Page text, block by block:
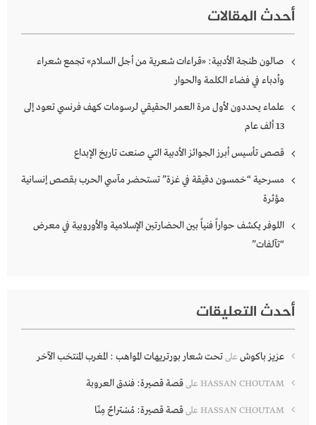
أحدث المقالات
صالون طنجة الأدبية: «قراءات شعرية من أجل السلام» تجمع شعراء
وأدباء في فضاء الكلمة والحوار
علماء يحددون لأول مرة العمر الحقيقي لرسومات كهف فرنسي تعود إلى
13 ألف عام
قصص تأسيس أبرز الجوائز الأدبية التي صنعت تاريخ الإبداع
مسرحية “خمسون دقيقة في غزة” تستحضر مآسي الحرب بقصص إنسانية
مؤثرة
اللوفر يكشف حواراً فنياً بين الحضارتين الإسلامية والأوروبية في معرض
“تآلفات”
أحدث التعليقات
عزيز باكوش علىتحت شعار بورتريهات المواهب : المغرب المنتخب الآخر
HASSAN CHOUTAM علىقصة قصيرة: فندق العروبة
HASSAN CHOUTAM علىقصة قصيرة: مُسْتراحٌ مِنّا